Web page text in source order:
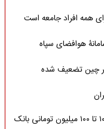
همه افراد جامعه است
هوافضای سپاه
چین تضعیف شده
وام برای یارانه بگیران بدون ضامن | وام فوری ۱۰ تا ۱۰۰ میلیون تومانی بانک